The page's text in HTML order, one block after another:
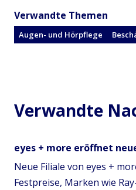
Verwandte Themen
Augen- und Hörpflege
Verwandte
eyes + more eröffnet
Neue Filiale von eyes +
Festpreise, Marken wie